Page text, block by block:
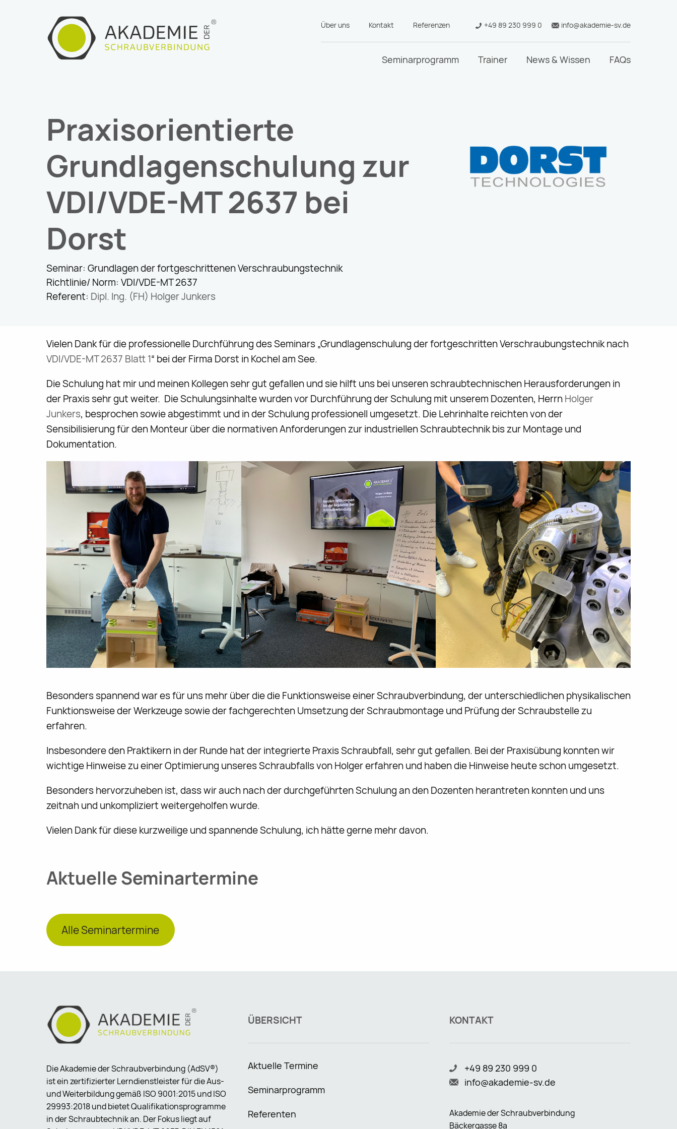
Über uns Kontakt Referenzen +49 89 230 999 0 info@akademie-sv.de
Seminarprogramm Trainer News & Wissen FAQs
Praxisorientierte
Grundlagenschulung zur
VDI/VDE-MT 2637 bei
Dorst
Seminar: Grundlagen der fortgeschrittenen Verschraubungstechnik
Richtlinie/ Norm: VDI/VDE-MT 2637
Referent: Dipl. Ing. (FH) Holger Junkers
Vielen Dank für die professionelle Durchführung des Seminars „Grundlagenschulung der fortgeschritten Verschraubungstechnik nach
VDI/VDE-MT 2637 Blatt 1“ bei der Firma Dorst in Kochel am See.
Die Schulung hat mir und meinen Kollegen sehr gut gefallen und sie hilft uns bei unseren schraubtechnischen Herausforderungen in
der Praxis sehr gut weiter. Die Schulungsinhalte wurden vor Durchführung der Schulung mit unserem Dozenten, HerrnHolger
Junkers, besprochen sowie abgestimmt und in der Schulung professionell umgesetzt. Die Lehrinhalte reichten von der
Sensibilisierung für den Monteur über die normativen Anforderungen zur industriellen Schraubtechnik bis zur Montage und
Dokumentation.
Besonders spannend war es für uns mehr über die die Funktionsweise einer Schraubverbindung, der unterschiedlichen physikalischen
Funktionsweise der Werkzeuge sowie der fachgerechten Umsetzung der Schraubmontage und Prüfung der Schraubstelle zu
erfahren.
Insbesondere den Praktikern in der Runde hat der integrierte Praxis Schraubfall, sehr gut gefallen. Bei der Praxisübung konnten wir
wichtige Hinweise zu einer Optimierung unseres Schraubfalls von Holger erfahren und haben die Hinweise heute schon umgesetzt.
Besonders hervorzuheben ist, dass wir auch nach der durchgeführten Schulung an den Dozenten herantreten konnten und uns
zeitnah und unkompliziert weitergeholfen wurde.
Vielen Dank für diese kurzweilige und spannende Schulung, ich hätte gerne mehr davon.
Aktuelle Seminartermine
Alle Seminartermine
Die Akademie der Schraubverbindung (AdSV®)
ist ein zertifizierter Lerndienstleister für die Aus-
und Weiterbildung gemäß ISO 9001:2015 und ISO
29993:2018 und bietet Qualifikationsprogramme
in der Schraubtechnik an. Der Fokus liegt auf
ÜBERSICHT
Aktuelle Termine
Seminarprogramm
Referenten
KONTAKT
+49 89 230 999 0
info@akademie-sv.de
Akademie der Schraubverbindung
Bäckergasse 8a